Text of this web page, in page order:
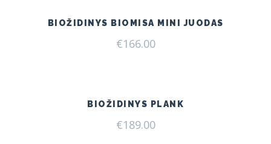
BIOŽIDINYS BIOMISA MINI JUODAS
€166.00
BIOŽIDINYS PLANK
€189.00